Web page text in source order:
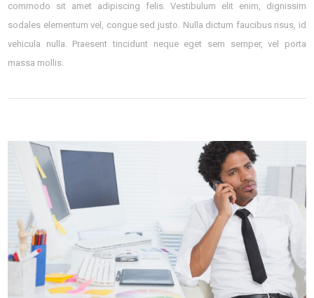
commodo sit amet adipiscing felis. Vestibulum elit enim, dignissim
sodales elementum vel, congue sed justo. Nulla dictum faucibus risus, id
vehicula nulla. Praesent tincidunt neque eget sem semper, vel porta
massa mollis.